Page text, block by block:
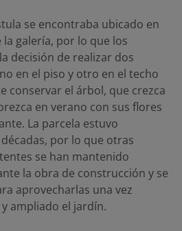
se encontraba ubicado en
galería, por lo que los
decisión de realizar dos
en el piso y otro en el techo
conservar el árbol, que crezca
en verano con sus flores
La parcela estuvo
por lo que otras
se han mantenido
la obra de construcción y se
aprovecharlas una vez
ampliado el jardín.